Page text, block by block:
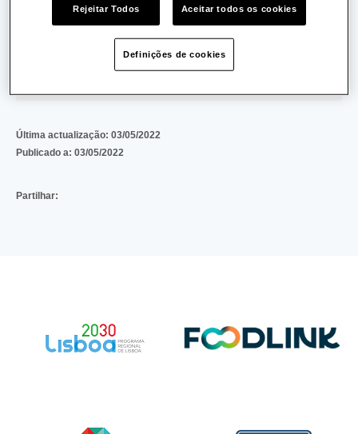
Download
Última actualização: 03/05/2022
Publicado a: 03/05/2022
Partilhar:
Rejeitar Todos Aceitar todos os cookies
Definições de cookies